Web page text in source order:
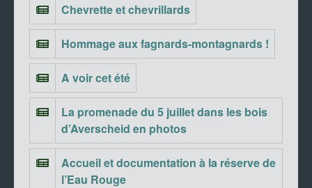
Chevrette et chevrillards
Hommage aux fagnards-montagnards !
A voir cet été
La promenade du 5 juillet dans les bois
d’Averscheid en photos
Accueil et documentation à la réserve de
l’Eau Rouge